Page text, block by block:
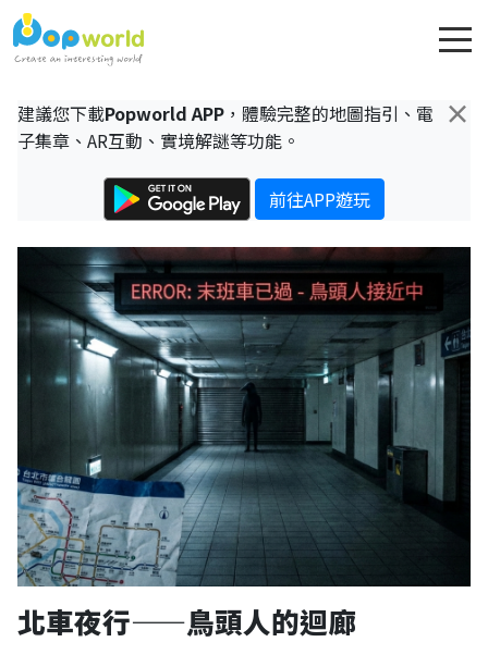
×
建議您下載Popworld APP ，體驗完整的地圖指引、電
子集章、AR互動、實境解謎等功能。
前往APP遊玩
北車夜行——鳥頭人的迴廊